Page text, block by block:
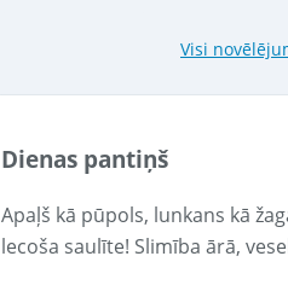
Visi
Dienas pantiņš
Apaļš kā pūpols, lunkans kā
lecoša saulīte! Slimība ārā,